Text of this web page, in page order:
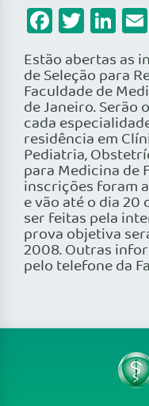
Estão abertas as
de Seleção para
Faculdade de
de Janeiro. Serão
cada
residência em
Pediatria,
para Medicina de
inscrições foram
e vão até o dia 20
ser feitas pela
prova objetiva
2008. Outras
pelo telefone da